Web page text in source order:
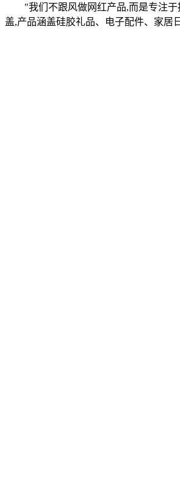
"我们不跟风做网红产品,而是专注
盖,产品涵盖硅胶礼品、电子配件、家居